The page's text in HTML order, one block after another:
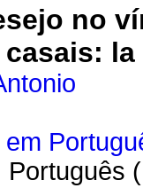
no
: la
Português